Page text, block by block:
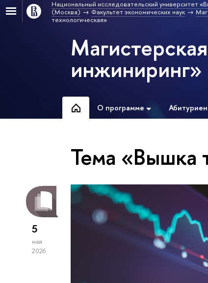
Национальный исследовательский университет
(Москва)
Факультет экономических наук
технологическая»
инжиниринг»
О программе
Тема «Вышка
5
мая
2026